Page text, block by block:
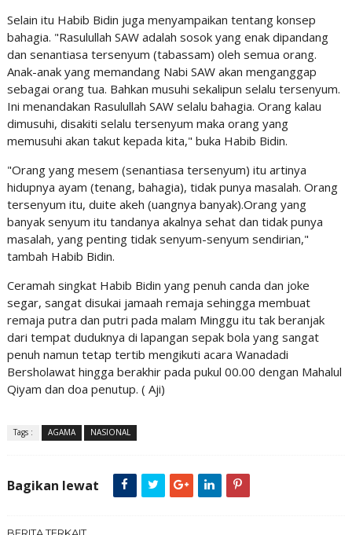
Selain itu Habib Bidin juga menyampaikan tentang konsep
bahagia. "Rasulullah SAW adalah sosok yang enak dipandang
dan senantiasa tersenyum (tabassam) oleh semua orang.
Anak-anak yang memandang Nabi SAW akan menganggap
sebagai orang tua. Bahkan musuhi sekalipun selalu tersenyum.
Ini menandakan Rasulullah SAW selalu bahagia. Orang kalau
dimusuhi, disakiti selalu tersenyum maka orang yang
memusuhi akan takut kepada kita," buka Habib Bidin.
"Orang yang mesem (senantiasa tersenyum) itu artinya
hidupnya ayam (tenang, bahagia), tidak punya masalah. Orang
tersenyum itu, duite akeh (uangnya banyak).Orang yang
banyak senyum itu tandanya akalnya sehat dan tidak punya
masalah, yang penting tidak senyum-senyum sendirian,"
tambah Habib Bidin.
Ceramah singkat Habib Bidin yang penuh canda dan joke
segar, sangat disukai jamaah remaja sehingga membuat
remaja putra dan putri pada malam Minggu itu tak beranjak
dari tempat duduknya di lapangan sepak bola yang sangat
penuh namun tetap tertib mengikuti acara Wanadadi
Bersholawat hingga berakhir pada pukul 00.00 dengan Mahalul
Qiyam dan doa penutup. ( Aji)
Tags : AGAMA NASIONAL
Bagikan lewat